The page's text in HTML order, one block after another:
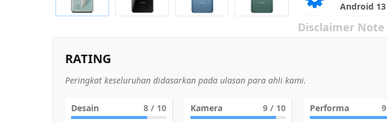
Android 13
RATING
Peringkat keseluruhan didasarkan pada ulasan para ahli kami.
Desain 8/ 10 Kamera 9/ 10 Performa 9
Disclaimer Note